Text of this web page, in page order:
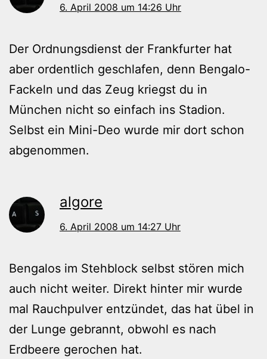
6. April 2008 um 14:26 Uhr
Der Ordnungsdienst der Frankfurter hat
aber ordentlich geschlafen, denn Bengalo-
Fackeln und das Zeug kriegst du in
München nicht so einfach ins Stadion.
Selbst ein Mini-Deo wurde mir dort schon
abgenommen.
algore
6. April 2008 um 14:27 Uhr
Bengalos im Stehblock selbst stören mich
auch nicht weiter. Direkt hinter mir wurde
mal Rauchpulver entzündet, das hat übel in
der Lunge gebrannt, obwohl es nach
Erdbeere gerochen hat.